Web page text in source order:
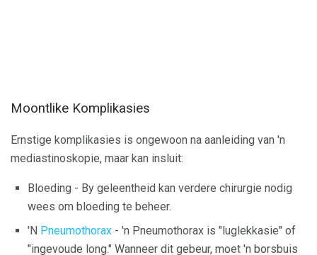
Moontlike Komplikasies
Ernstige komplikasies is ongewoon na aanleiding van 'n
mediastinoskopie, maar kan insluit:
Bloeding - By geleentheid kan verdere chirurgie nodig
wees om bloeding te beheer.
'N Pneumothorax - 'n Pneumothorax is "luglekkasie" of
"ingevoude long." Wanneer dit gebeur, moet 'n borsbuis